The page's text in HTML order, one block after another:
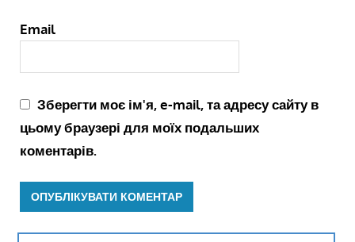
Email
Зберегти моє ім'я, e-mail, та адресу сайту в
цьому браузері для моїх подальших
коментарів.